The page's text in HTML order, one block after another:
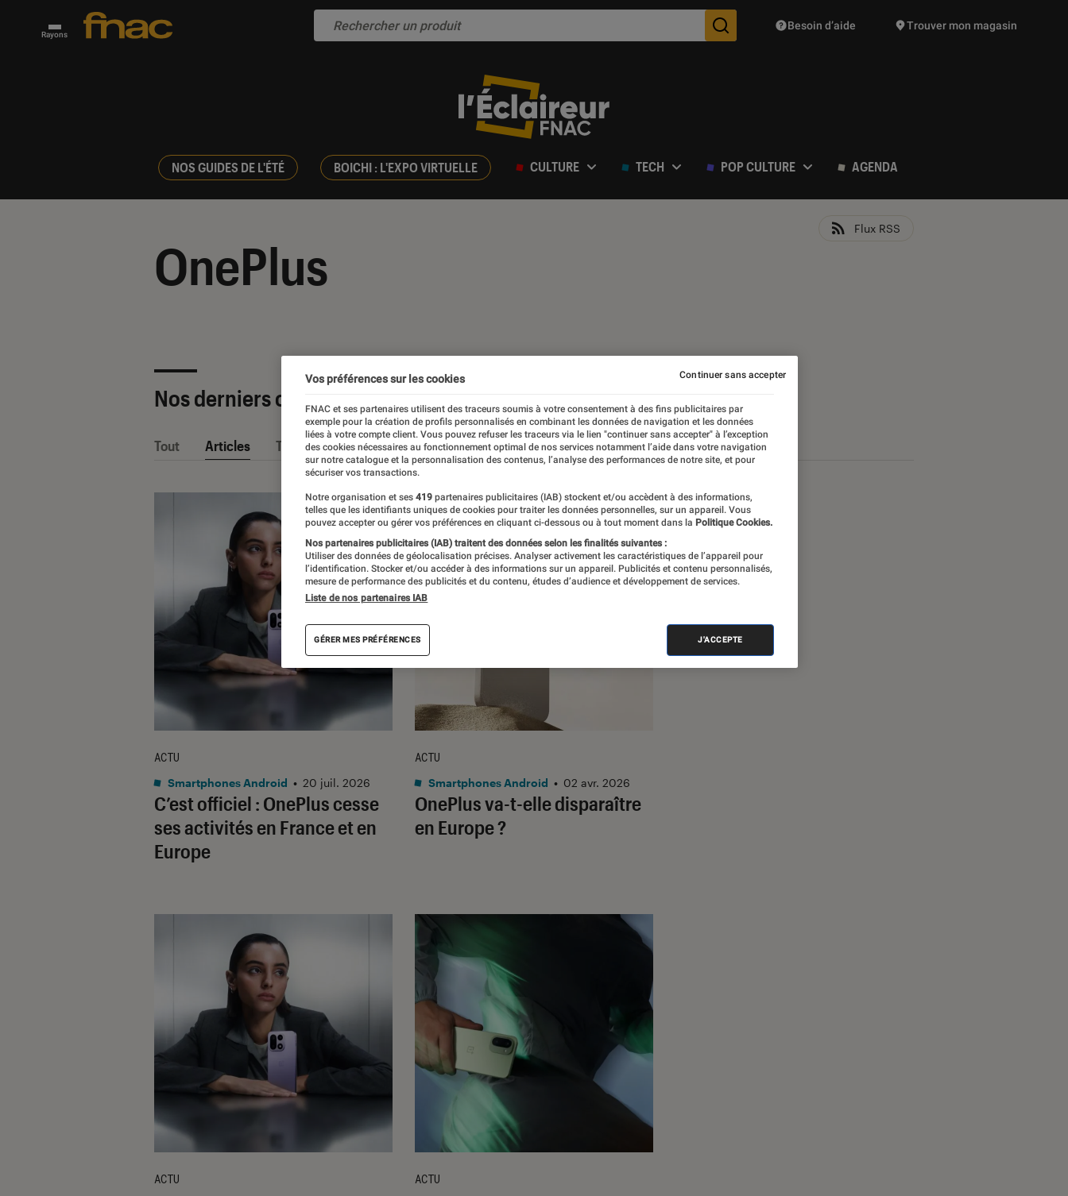
Rayons Des suggestions de produits vont vous être proposées
Besoin d’aide Trouver mon magasin
NOS GUIDES DE L'ÉTÉ BOICHI : L'EXPO VIRTUELLE CULTURE TECH POP CULTURE AGENDA
OnePlus
Flux RSS
Nos derniers contenus
Tout Articles Tests
C’est officiel : OnePlus cesse
ses activités en France et en
Europe
ACTU
Smartphones Android • 20 juil. 2026
OnePlus va-t-elle disparaître
en Europe ?
ACTU
Smartphones Android • 02 avr. 2026
ACTU ACTU
Vos préférences sur les cookies
FNAC et ses partenaires utilisent des traceurs soumis à votre consentement à des fins publicitaires par
exemple pour la création de profils personnalisés en combinant les données de navigation et les données
liées à votre compte client. Vous pouvez refuser les traceurs via le lien "continuer sans accepter" à l’exception
des cookies nécessaires au fonctionnement optimal de nos services notamment l’aide dans votre navigation
sur notre catalogue et la personnalisation des contenus, l’analyse des performances de notre site, et pour
sécuriser vos transactions.
Notre organisation et ses 419 partenaires publicitaires (IAB) stockent et/ou accèdent à des informations,
telles que les identifiants uniques de cookies pour traiter les données personnelles, sur un appareil. Vous
pouvez accepter ou gérer vos préférences en cliquant ci-dessous ou à tout moment dans la Politique Cookies.
Nos partenaires publicitaires (IAB) traitent des données selon les finalités suivantes :
Utiliser des données de géolocalisation précises. Analyser activement les caractéristiques de l’appareil pour
l’identification. Stocker et/ou accéder à des informations sur un appareil. Publicités et contenu personnalisés,
mesure de performance des publicités et du contenu, études d’audience et développement de services.
Liste de nos partenaires IAB
GÉRER MES PRÉFÉRENCES J'ACCEPTE
Continuer sans accepter